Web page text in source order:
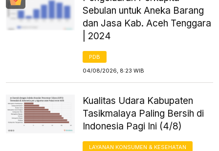
Sebulan untuk Aneka Barang
dan Jasa Kab. Aceh Tenggara
| 2024
PDB
04/08/2026, 8:23 WIB
Kualitas Udara Kabupaten
Tasikmalaya Paling Bersih di
Indonesia Pagi Ini (4/8)
LAYANAN KONSUMEN & KESEHATAN